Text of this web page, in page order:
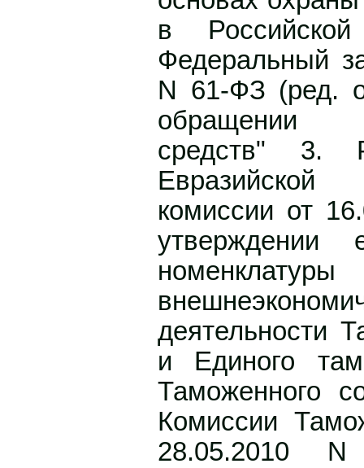
в
Федеральный
N 61-ФЗ (ред.
обращении
средств" 3.
Евразийской
комиссии от
утверждении
номенклатуры
деятельности
и Единого
Таможенного
Комиссии
28.05.2010